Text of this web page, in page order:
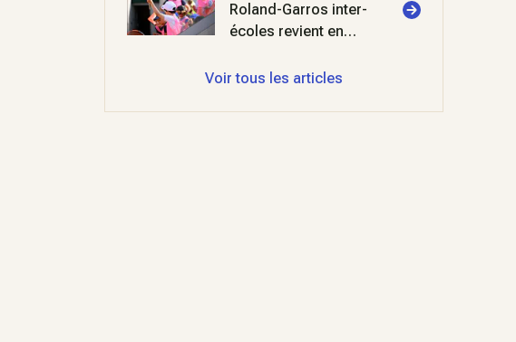
Roland-Garros inter-
écoles revient en
Roland-Garros
Voir tous les articles